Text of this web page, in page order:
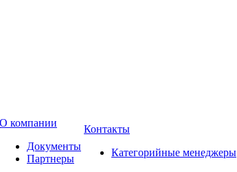
О компании
Документы
Партнеры
Контакты
Категорийные менеджеры